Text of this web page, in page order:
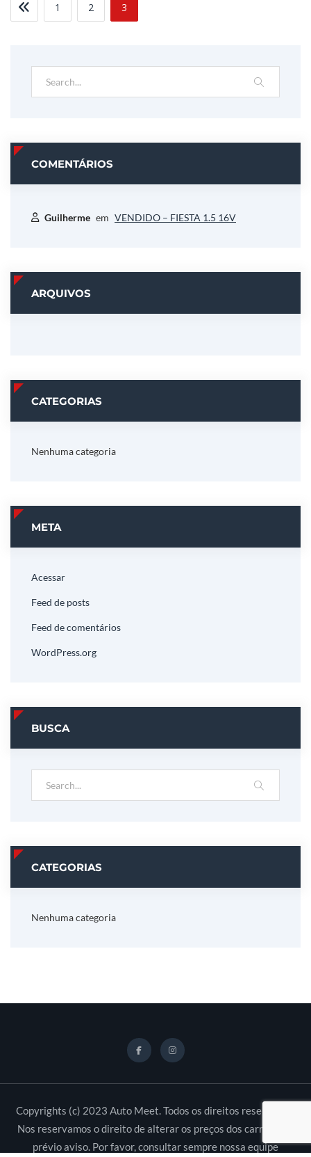
1 2 3
COMENTÁRIOS
Guilherme em VENDIDO – FIESTA 1.5 16V
ARQUIVOS
CATEGORIAS
Nenhuma categoria
META
Acessar
Feed de posts
Feed de comentários
WordPress.org
BUSCA
CATEGORIAS
Nenhuma categoria
Copyrights (c) 2023 Auto Meet. Todos os direitos reservados.
Nos reservamos o direito de alterar os preços dos carros sem
prévio aviso. Por favor, consultar sempre nossa equipe